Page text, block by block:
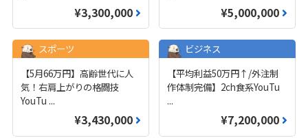
¥3,300,000 ¥5,000,000
スポーツ
【5月66万円】高齢世代に人
気！右肩上がりの格闘技
YouTu ...
¥3,430,000
ビジネス
【平均利益50万円↑/外注制
作体制完備】2ch食系YouTu
...
¥7,200,000